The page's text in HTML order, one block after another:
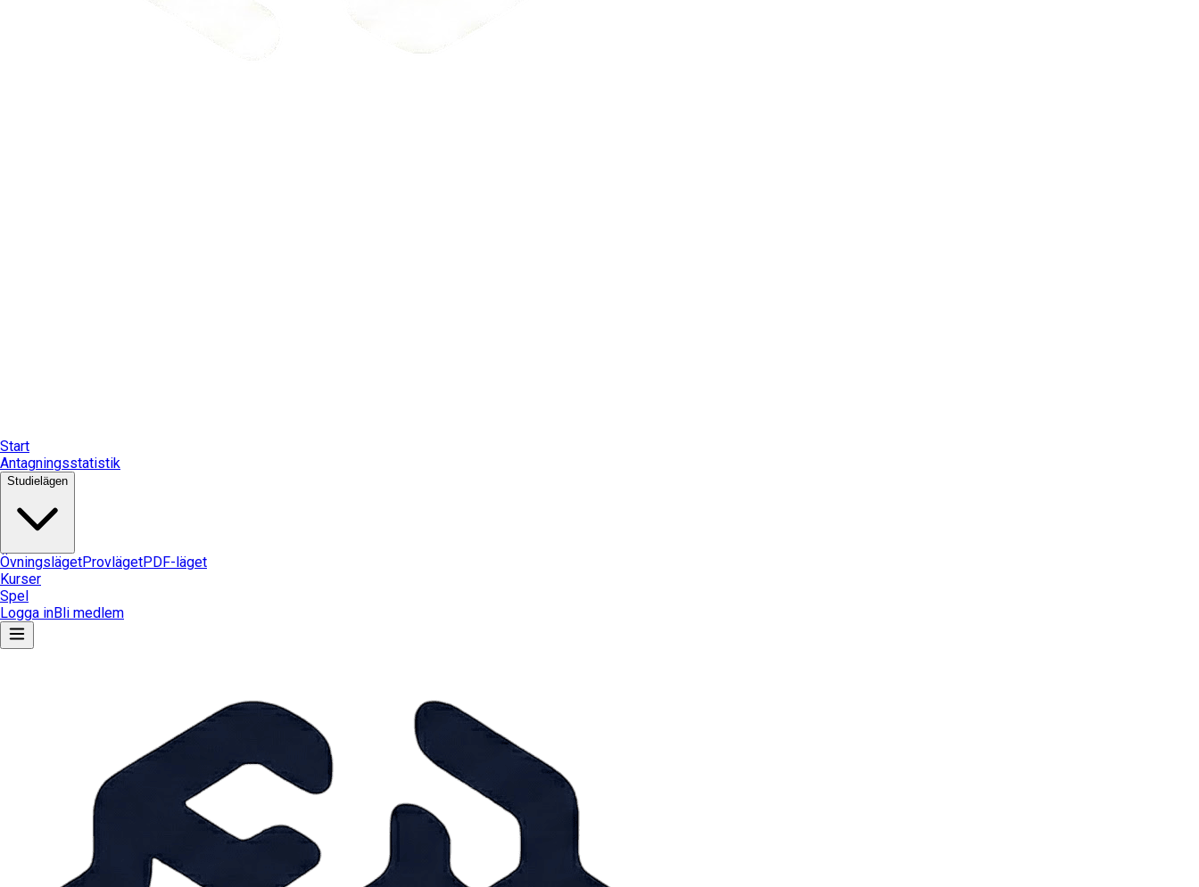
Start
Antagningsstatistik
Studielägen
ÖvningslägetProvlägetPDF-läget
Kurser
Spel
Logga inBli medlem